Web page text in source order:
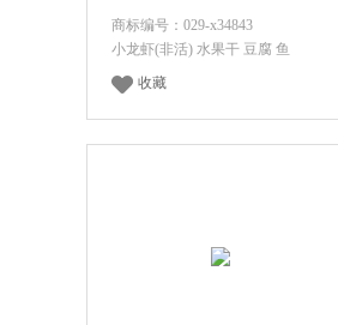
商标编号：029-x34843
小龙虾(非活) 水果干 豆腐 鱼
收藏